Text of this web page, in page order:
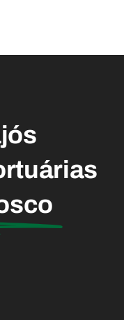
por Alter do